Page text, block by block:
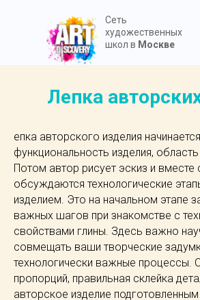
Сеть
художественных
школ в Москве
Лепка
епка авторского изделия
функциональность изделия,
Потом автор рисует эскиз и вместе
обсуждаются технологические
изделием. Это на начальном этапе
важных шагов при знакомстве с
свойствами глины. Здесь важно
совмещать ваши творческие
технологически важные процессы.
пропорций, правильная склейка
авторское изделие